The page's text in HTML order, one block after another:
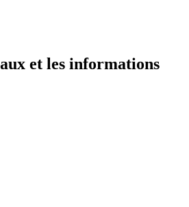
et les informations